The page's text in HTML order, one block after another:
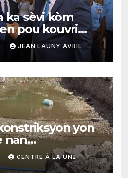
ka sèvi kòm
pou kouvri
an
JEAN LAUNY AVRIL
yon
nan
lespri moun
CENTRE À LA UNE